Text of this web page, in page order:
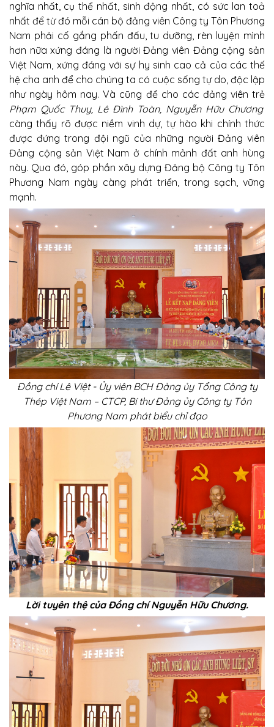
nghĩa nhất, cụ thể nhất, sinh động nhất, có sức lan toả
nhất để từ đó mỗi cán bộ đảng viên Công ty Tôn Phương
Nam phải cố gắng phấn đấu, tu dưỡng, rèn luyện mình
hơn nữa xứng đáng là người Đảng viên Đảng cộng sản
Việt Nam, xứng đáng với sự hy sinh cao cả của các thế
hệ cha anh để cho chúng ta có cuộc sống tự do, độc lập
như ngày hôm nay. Và cũng để cho các đảng viên trẻ
Phạm Quốc Thuy, Lê Đình Toàn, Nguyễn Hữu Chương
càng thấy rõ được niềm vinh dự, tự hào khi chính thức
được đứng trong đội ngũ của những người Đảng viên
Đảng cộng sản Việt Nam ở chính mảnh đất anh hùng
này. Qua đó, góp phần xây dựng Đảng bộ Công ty Tôn
Phương Nam ngày càng phát triển, trong sạch, vững
mạnh.
Đồng chíLê Việt - Ủy viên BCH Đảng ủy Tổng Công ty
Thép Việt Nam – CTCP, Bí thư Đảng ủy Công ty Tôn
Phương Namphát biểu chỉ đạo
Lời tuyên thệ của Đồng chí Nguyễn Hữu Chương.